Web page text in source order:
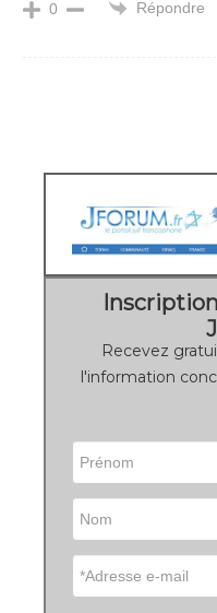
0 Répondre
Recevez
l'information